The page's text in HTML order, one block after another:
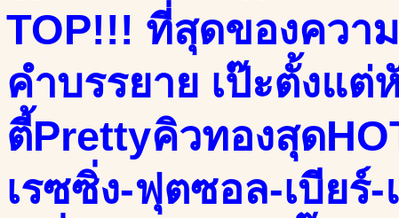
TOP!!! ที่สุดของควา
คำบรรยาย เป๊ะตั้งแต่
ตี้Prettyคิวทองสุด
เรซซิ่ง-ฟุตซอล-เบียร์